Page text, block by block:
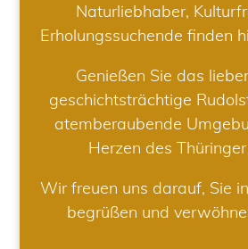
Naturliebhaber,
Erholungssuchende finden
Genießen Sie das
geschichtsträchtige
atemberaubende
Herzen des
Wir freuen uns darauf, Sie
begrüßen und